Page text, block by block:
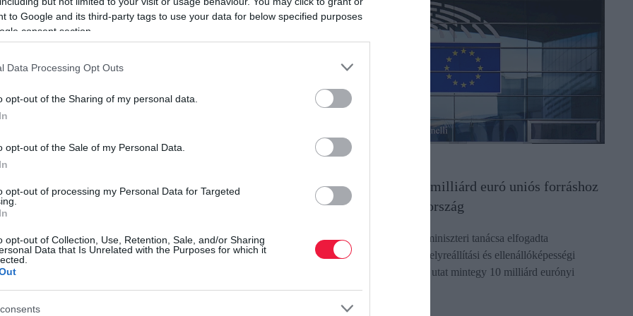
to Google and its third-party tags to use your data for below specified purposes
consent section.
Data Processing Opt Outs
opt-out of the Sharing of my personal data.
opt-out of the Sale of my Personal Data.
opt-out of processing my Personal Data for Targeted
opt-out of Collection, Use, Retention, Sale, and/or Sharing
Data that Is Unrelated with the Purposes for which it
forrásként a Google Keresőben!
Ezért félrevezető, ha valaki az átlagkereset alakulásával
Egy statisztikai átlagba ugyanúgy beleszámítanak
nagy része egészen más valóságot tapasztal a
amely szerint2025-ben a főállású dolgozók 28
minden negyedik magyar munkavállaló azt tapasztalta,
a miniszteri poszt várományosa.
hogy az emberek adózás után mennyit visznek haza,
. A megélhetés valóságát nem lehet átlagok mögé rejteni.
Megvan a döntés, 10 milliárd euró uniós forráshoz
férhet hozzá Magyarország
Az Európai Unió pénzügyminiszteri tanácsa elfogadta
Magyarország módosított helyreállítási és ellenállóképességi
tervét, ezzel megnyitotta az utat mintegy 10 milliárd eurónyi
támogatás és…
rectangle